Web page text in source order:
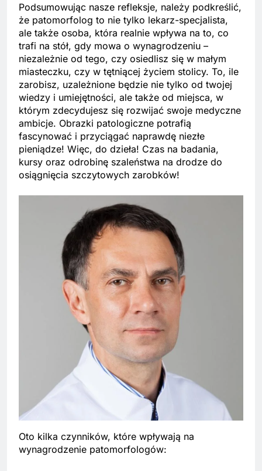
Podsumowując nasze refleksje, należy podkreślić,
że patomorfolog to nie tylko lekarz-specjalista,
ale także osoba, która realnie wpływa na to, co
trafi na stół, gdy mowa o wynagrodzeniu –
niezależnie od tego, czy osiedlisz się w małym
miasteczku, czy w tętniącej życiem stolicy. To, ile
zarobisz, uzależnione będzie nie tylko od twojej
wiedzy i umiejętności, ale także od miejsca, w
którym zdecydujesz się rozwijać swoje medyczne
ambicje. Obrazki patologiczne potrafią
fascynować i przyciągać naprawdę niezłe
pieniądze! Więc, do dzieła! Czas na badania,
kursy oraz odrobinę szaleństwa na drodze do
osiągnięcia szczytowych zarobków!
Oto kilka czynników, które wpływają na
wynagrodzenie patomorfologów: